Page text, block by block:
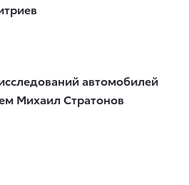
автомобилей
Михаил Стратонов